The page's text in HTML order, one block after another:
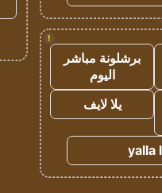
!
برشلونة مباشر
اليوم
يلا لايف
yalla